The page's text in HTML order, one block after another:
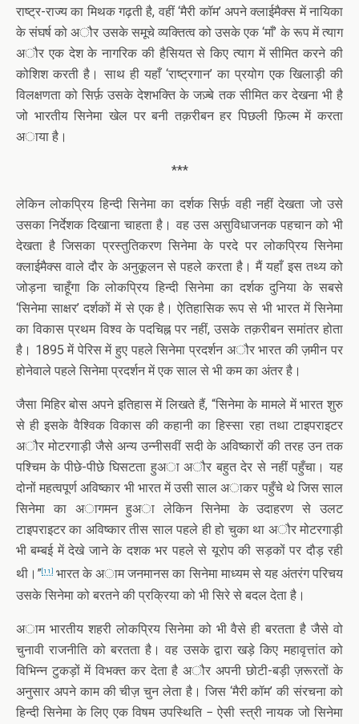
राष्ट्र-राज्य का मिथक गढ़ती है, वहीं ‘मैरी कॉम’ अपने क्लाईमैक्स में नायिका
के संघर्ष को अौर उसके समूचे व्यक्तित्व को उसके एक ‘माँ’ के रूप में त्याग
अौर एक देश के नागरिक की हैसियत से किए त्याग में सीमित करने की
कोशिश करती है। साथ ही यहाँ ‘राष्ट्रगान’ का प्रयोग एक खिलाड़ी की
विलक्षणता को सिर्फ़ उसके देशभक्ति के जज़्बे तक सीमित कर देखना भी है
जो भारतीय सिनेमा खेल पर बनी तक़रीबन हर पिछली फ़िल्म में करता
अाया है।
***
लेकिन लोकप्रिय हिन्दी सिनेमा का दर्शक सिर्फ़ वही नहीं देखता जो उसे
उसका निर्देशक दिखाना चाहता है। वह उस असुविधाजनक पहचान को भी
देखता है जिसका प्रस्तुतिकरण सिनेमा के परदे पर लोकप्रिय सिनेमा
क्लाईमैक्स वाले दौर के अनुकूलन से पहले करता है। मैं यहाँ इस तथ्य को
जोड़ना चाहूँगा कि लोकप्रिय हिन्दी सिनेमा का दर्शक दुनिया के सबसे
‘सिनेमा साक्षर’ दर्शकों में से एक है। ऐतिहासिक रूप से भी भारत में सिनेमा
का विकास प्रथम विश्व के पदचिह्न पर नहीं, उसके तक़रीबन समांतर होता
है। 1895 में पेरिस में हुए पहले सिनेमा प्रदर्शन अौर भारत की ज़मीन पर
होनेवाले पहले सिनेमा प्रदर्शन में एक साल से भी कम का अंतर है।
जैसा मिहिर बोस अपने इतिहास में लिखते हैं, “सिनेमा के मामले में भारत शुरु
से ही इसके वैश्विक विकास की कहानी का हिस्सा रहा तथा टाइपराइटर
अौर मोटरगाड़ी जैसे अन्य उन्नीसवीं सदी के अविष्कारों की तरह उन तक
पश्चिम के पीछे-पीछे घिसटता हुअा अौर बहुत देर से नहीं पहुँचा। यह
दोनों महत्वपूर्ण अविष्कार भी भारत में उसी साल अाकर पहुँचे थे जिस साल
सिनेमा का अागमन हुअा लेकिन सिनेमा के उदाहरण से उलट
टाइपराइटर का अविष्कार तीस साल पहले ही हो चुका था अौर मोटरगाड़ी
भी बम्बई में देखे जाने के दशक भर पहले से यूरोप की सड़कों पर दौड़ रही
थी।” [11]
भारत के अाम जनमानस का सिनेमा माध्यम से यह अंतरंग परिचय
उसके सिनेमा को बरतने की प्रक्रिया को भी सिरे से बदल देता है।
अाम भारतीय शहरी लोकप्रिय सिनेमा को भी वैसे ही बरतता है जैसे वो
चुनावी राजनीति को बरतता है। वह उसके द्वारा खड़े किए महावृत्तांत को
विभिन्न टुकड़ों में विभक्त कर देता है अौर अपनी छोटी-बड़ी ज़रूरतों के
अनुसार अपने काम की चीज़ चुन लेता है। जिस ‘मैरी कॉम’ की संरचना को
हिन्दी सिनेमा के लिए एक विषम उपस्थिति − ऐसी स्त्री नायक जो सिनेमा